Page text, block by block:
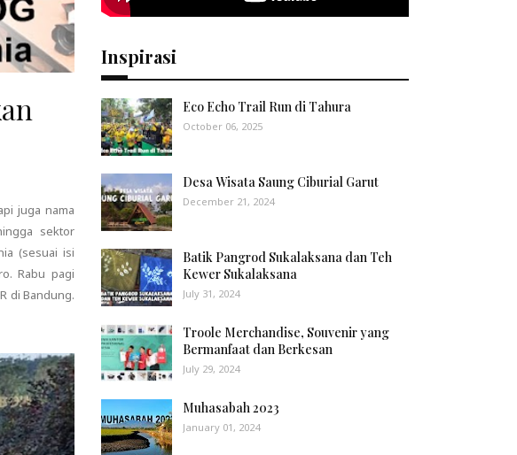
juga nama
sektor
(sesuai isi
Rabu pagi
di Bandung.
Inspirasi
Eco Echo Trail Run di Tahura
October 06, 2025
Desa Wisata Saung Ciburial Garut
December 21, 2024
Batik Pangrod Sukalaksana dan Teh
Kewer Sukalaksana
July 31, 2024
Troole Merchandise, Souvenir yang
Bermanfaat dan Berkesan
July 29, 2024
Muhasabah 2023
January 01, 2024